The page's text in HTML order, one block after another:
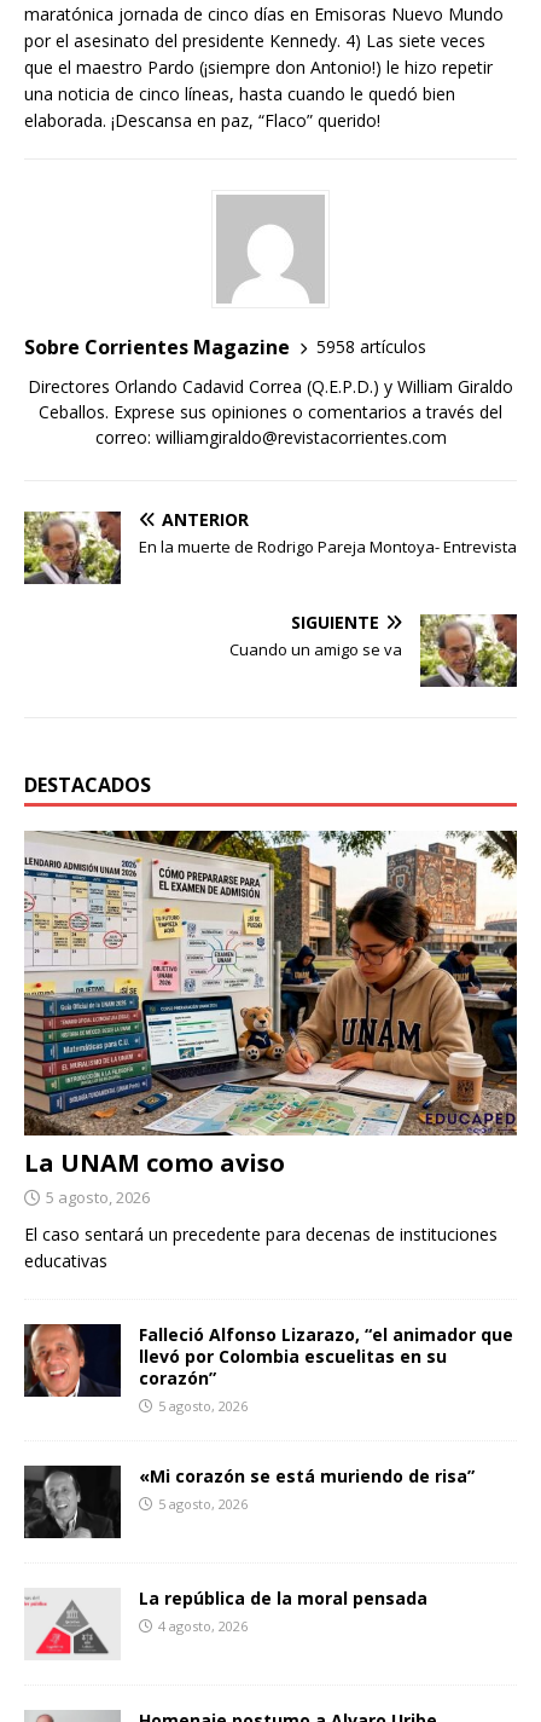
maratónica jornada de cinco días en Emisoras Nuevo Mundo
por el asesinato del presidente Kennedy. 4) Las siete veces
que el maestro Pardo (¡siempre don Antonio!) le hizo repetir
una noticia de cinco líneas, hasta cuando le quedó bien
elaborada. ¡Descansa en paz, “Flaco” querido!
Sobre Corrientes Magazine
5958 artículos
Directores Orlando Cadavid Correa (Q.E.P.D.) y William Giraldo
Ceballos. Exprese sus opiniones o comentarios a través del
correo: williamgiraldo@revistacorrientes.com
ANTERIOR
En la muerte de Rodrigo Pareja Montoya- Entrevista
SIGUIENTE
Cuando un amigo se va
DESTACADOS
La UNAM como aviso
5 agosto, 2026
El caso sentará un precedente para decenas de instituciones
educativas
Falleció Alfonso Lizarazo, “el animador que
llevó por Colombia escuelitas en su
corazón”
5 agosto, 2026
«Mi corazón se está muriendo de risa”
5 agosto, 2026
La república de la moral pensada
4 agosto, 2026